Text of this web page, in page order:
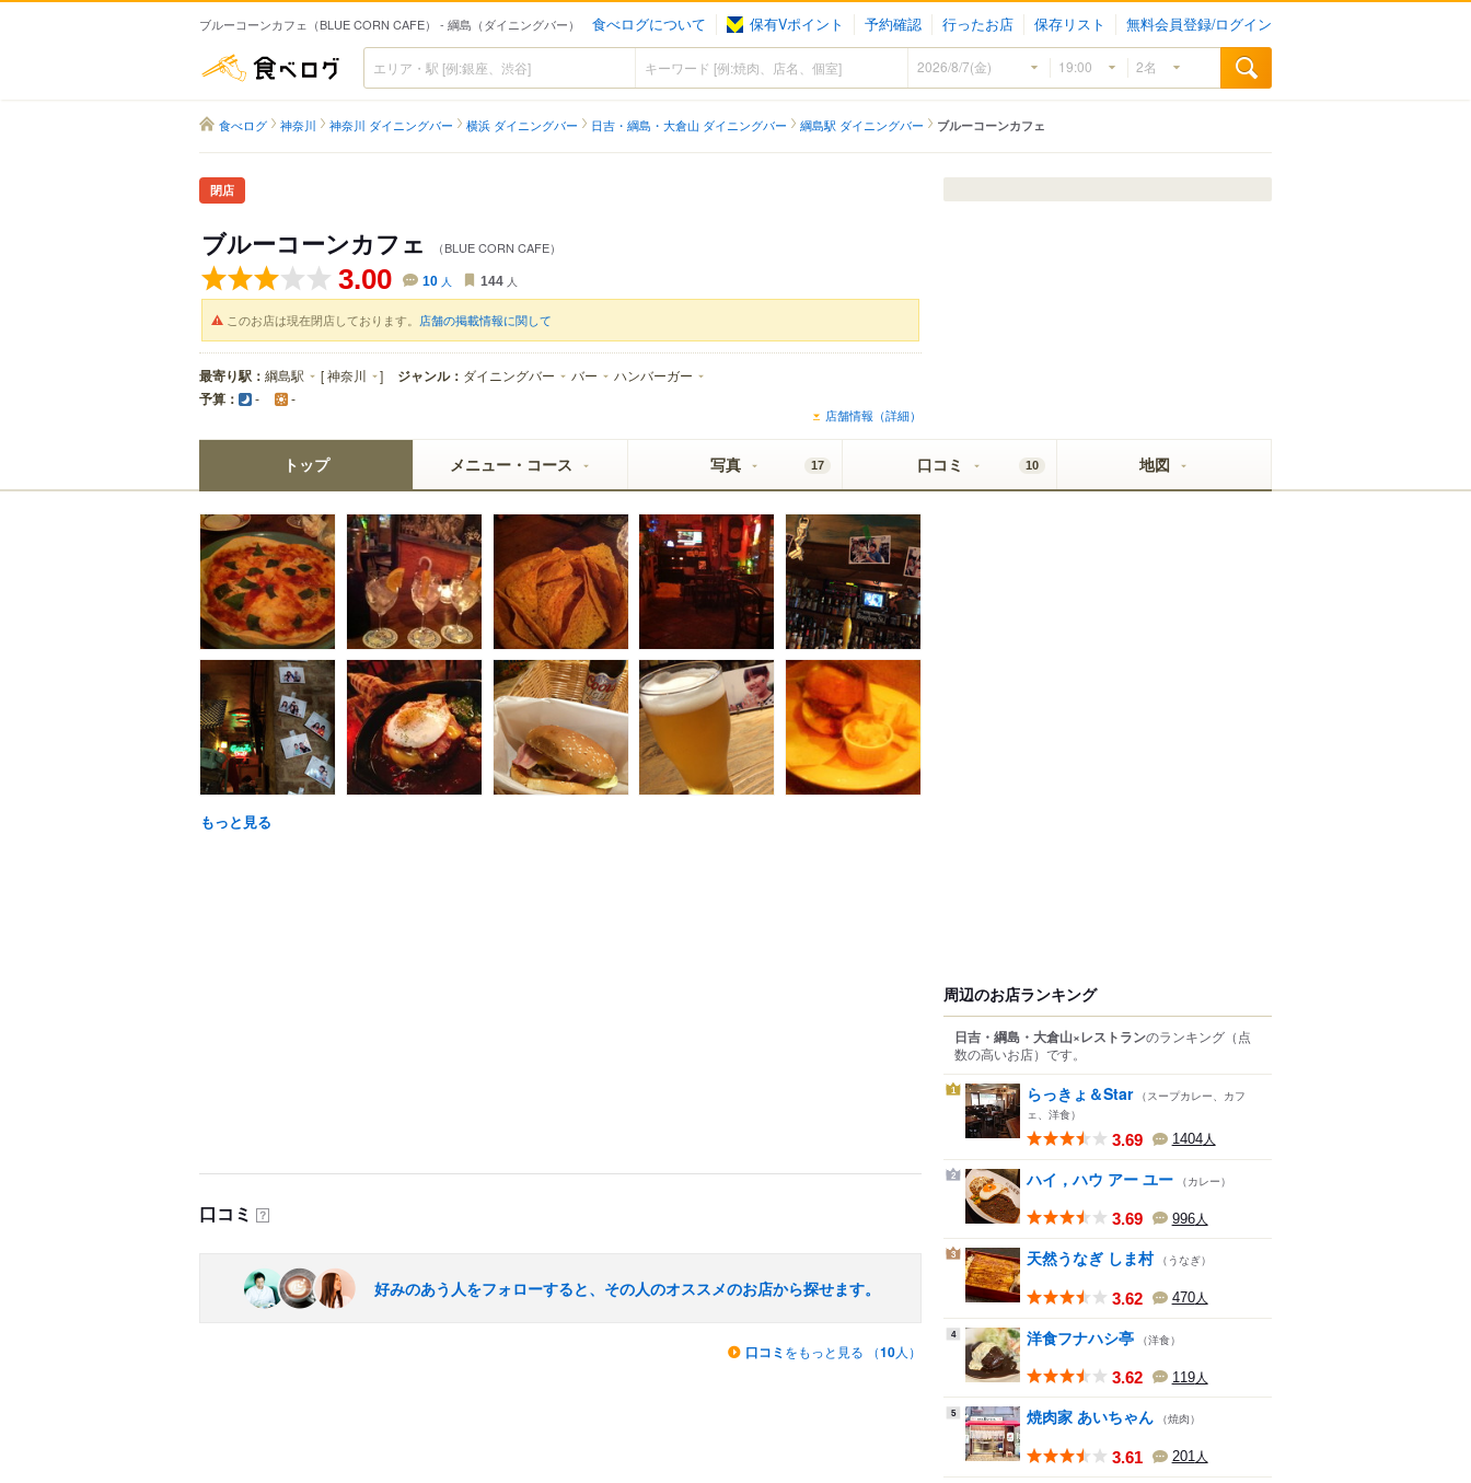
ブルーコーンカフェ（BLUE CORN CAFE） - 綱島（ダイニングバー） 食べログについて 保有Vポイント 予約確認 行ったお店 保存リスト 無料会員登録/ログイン
食べログ
食べログ 神奈川 神奈川 ダイニングバー 横浜 ダイニングバー 日吉・綱島・大倉山 ダイニングバー 綱島駅 ダイニングバー ブルーコーンカフェ
閉店
ブルーコーンカフェ （BLUE CORN CAFE）
3.00 10 人 144 人
このお店は現在閉店しております。 店舗の掲載情報に関して
最寄り駅： 綱島駅 [神奈川 ] ジャンル： ダイニングバー バー ハンバーガー
予算： - -
店舗情報（詳細）
トップ メニュー・コース 写真 17 口コミ 10 地図
もっと見る
口コミ ？
好みのあう人をフォローすると、その人のオススメのお店から探せます。
口コミ をもっと見る （10人）
周辺のお店ランキング
日吉・綱島・大倉山×レストランのランキング （点
数の高いお店） です。
1 らっきょ＆Star （スープカレー、カフ
ェ、洋食）
3.69 1404人
2 ハイ，ハウ アー ユー （カレー）
3.69 996人
3 天然うなぎ しま村 （うなぎ）
3.62 470人
4 洋食フナハシ亭 （洋食）
3.62 119人
5 焼肉家 あいちゃん （焼肉）
3.61 201人